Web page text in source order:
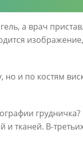
а врач
но и по костям
и тканей. В-